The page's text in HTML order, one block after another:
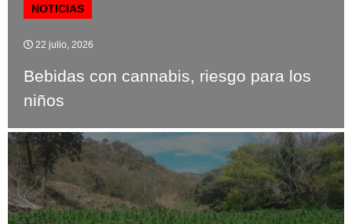
NOTICIAS
22 julio, 2026
Bebidas con cannabis, riesgo para los
niños